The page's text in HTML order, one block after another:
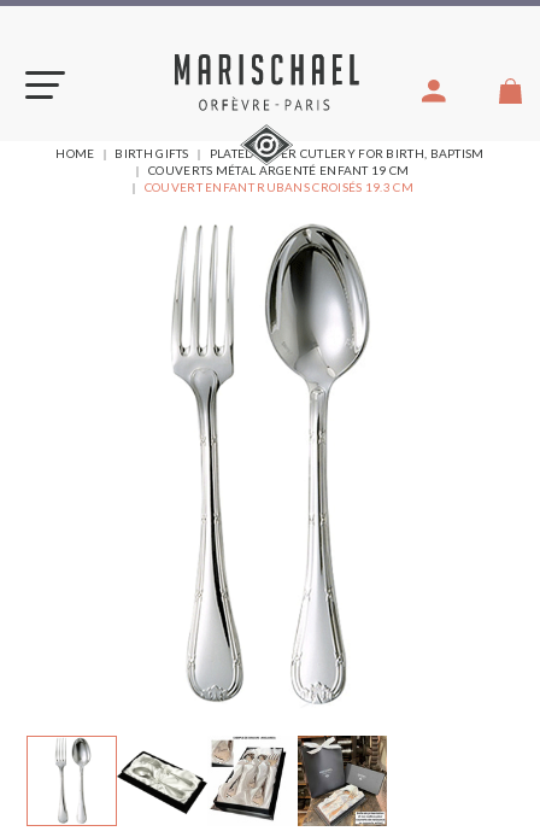
Skip
YOU
ARE
HERE:
HOME BIRTH GIFTS
PLATED SILVER CUTLERY FOR BIRTH, BAPTISM
COUVERTS MÉTAL ARGENTÉ ENFANT 19 CM
COUVERT ENFANT RUBANS CROISÉS 19.3 CM